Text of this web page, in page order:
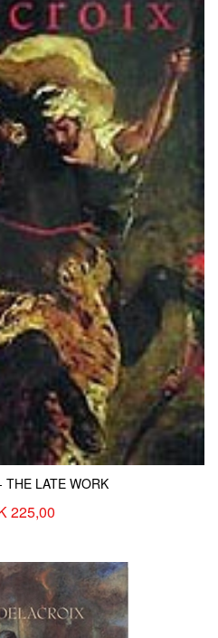
THE LATE WORK
225,00